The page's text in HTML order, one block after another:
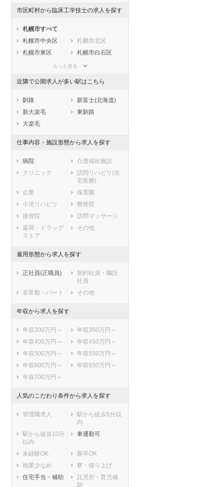
石川県
静岡県
愛知県
三重県
滋賀県
京都府
大阪府
奈良県
香川県
愛媛県
高知県
福岡県
佐賀県
熊本県
市区町村から臨床工学技士の求人を探す
札幌市すべて
札幌市中央区
札幌市北区
札幌市東区
札幌市白石区
札幌市豊平区
札幌市南区
市部
函館市
小樽市
旭川市
北見市
夕張市
岩見沢市
網走市
留萌市
苫小牧市
美唄市
芦別市
江別市
赤平市
紋別市
士別市
名寄市
三笠市
根室市
砂川市
歌志内市
登別市
恵庭市
伊達市
北広島市
石狩郡当別町
爾志郡乙部町
奥尻郡奥尻町
島牧郡島牧村
寿都郡寿都町
寿都郡黒松内町
磯谷郡蘭越町
虻田郡ニセコ町
虻田郡留寿都村
虻田郡喜茂別町
虻田郡京極町
虻田郡倶知安町
岩内郡共和町
岩内郡岩内町
もっと見る
近隣で公開求人が多い駅はこちら
釧路
新富士(北海道)
新大楽毛
東釧路
大楽毛
仕事内容・施設形態から求人を探す
病院
介護福祉施設
クリニック
訪問リハビリ(在
宅医療)
企業
保育園
小児リハビリ
整骨院
接骨院
訪問マッサージ
薬局・ドラッグ
ストア
その他
雇用形態から求人を探す
正社員(正職員)
契約社員・嘱託
社員
非常勤・パート
その他
年収から求人を探す
年収300万円～
年収350万円～
年収400万円～
年収450万円～
年収500万円～
年収550万円～
年収600万円～
年収650万円～
年収700万円～
人気のこだわり条件から求人を探す
管理職求人
駅から徒歩5分以
内
駅から徒歩10分
以内
車通勤可
未経験OK
新卒OK
残業少なめ
寮・借り上げ
住宅手当・補助
託児所・育児補
助